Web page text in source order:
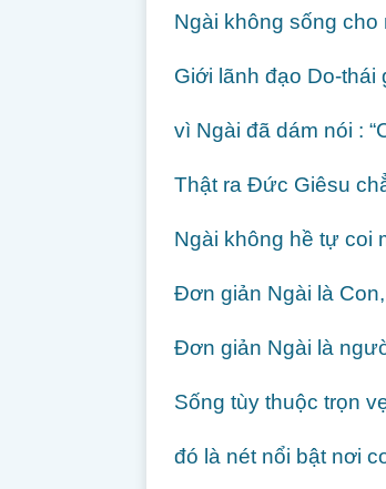
Ngài không sống
Giới lãnh đạo Do-
vì Ngài đã dám nói :
Thật ra Đức Giêsu
Ngài không hề tự coi
Đơn giản Ngài là
Đơn giản Ngài là
Sống tùy thuộc trọn
đó là nét nổi bật nơi